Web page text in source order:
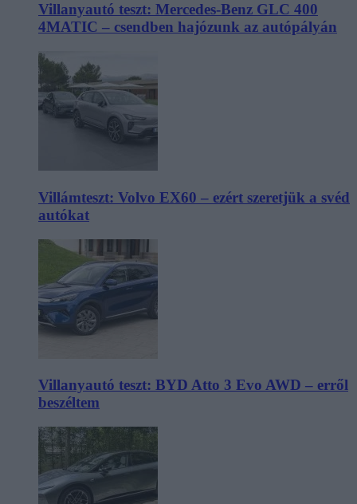
Villanyautó teszt: Mercedes-Benz GLC 400
4MATIC – csendben hajózunk az autópályán
Villámteszt: Volvo EX60 – ezért szeretjük a svéd
autókat
Villanyautó teszt: BYD Atto 3 Evo AWD – erről
beszéltem